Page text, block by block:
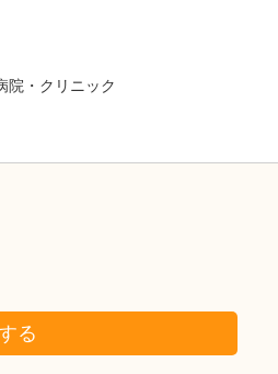
院・クリニック
る